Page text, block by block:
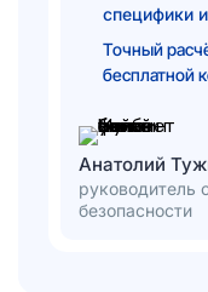
специфики
Точный
бесплатной
Анатолий
руководитель
безопасности